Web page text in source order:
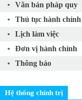
Văn bản pháp quy
Thủ tục hành chính
Lịch làm việc
Đơn vị hành chính
Thông báo
Hệ thống chính trị